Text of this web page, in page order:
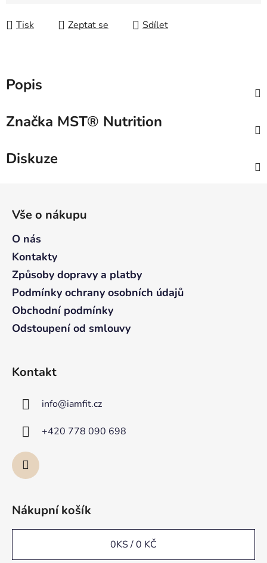
Tisk Zeptat se Sdílet
Popis
Značka MST® Nutrition
Diskuze
Vše o nákupu
O nás
Kontakty
Způsoby dopravy a platby
Podmínky ochrany osobních údajů
Obchodní podmínky
Odstoupení od smlouvy
Kontakt
info@iamfit.cz
+420 778 090 698
Nákupní košík
0KS /0 KČ